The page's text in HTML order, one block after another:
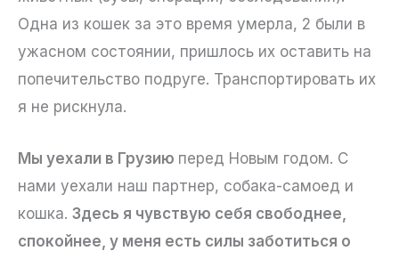
Одна из кошек за это время умерла, 2 были в
ужасном состоянии, пришлось их оставить на
попечительство подруге. Транспортировать их
я не рискнула.
Мы уехали в Грузию перед Новым годом. С
нами уехали наш партнер, собака-самоед и
кошка. Здесь я чувствую себя свободнее,
спокойнее, у меня есть силы заботиться о